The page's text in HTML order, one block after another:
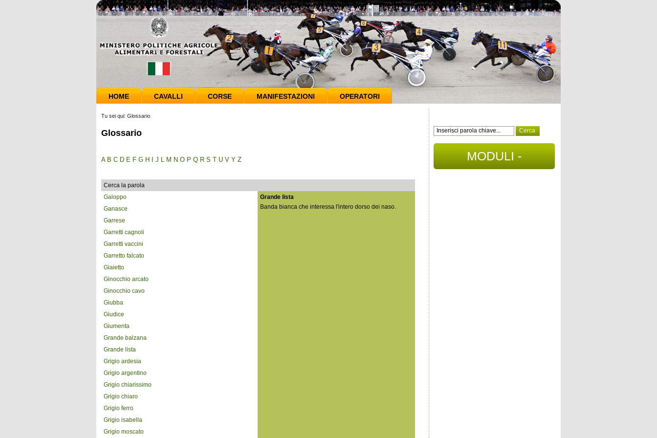
HOME CAVALLI CORSE MANIFESTAZIONI OPERATORI
Tu sei qui: Glossario
Glossario
A B C D E F G H J L M N O P Q R S T U V Y Z
Cerca la parola
Galoppo
Ganasce
Garrese
Garretti cagnoli
Garretti vaccini
Garretto falcato
Giaietto
Ginocchio arcato
Ginocchio cavo
Giubba
Giudice
Giumenta
Grande balzana
Grande lista
Grigio ardesia
Grigio argentino
Grigio chiarissimo
Grigio chiaro
Grigio ferro
Grigio isabella
Grigio moscato
Grande lista
Banda bianca che interessa l'intero dorso dei naso.
MODULI -